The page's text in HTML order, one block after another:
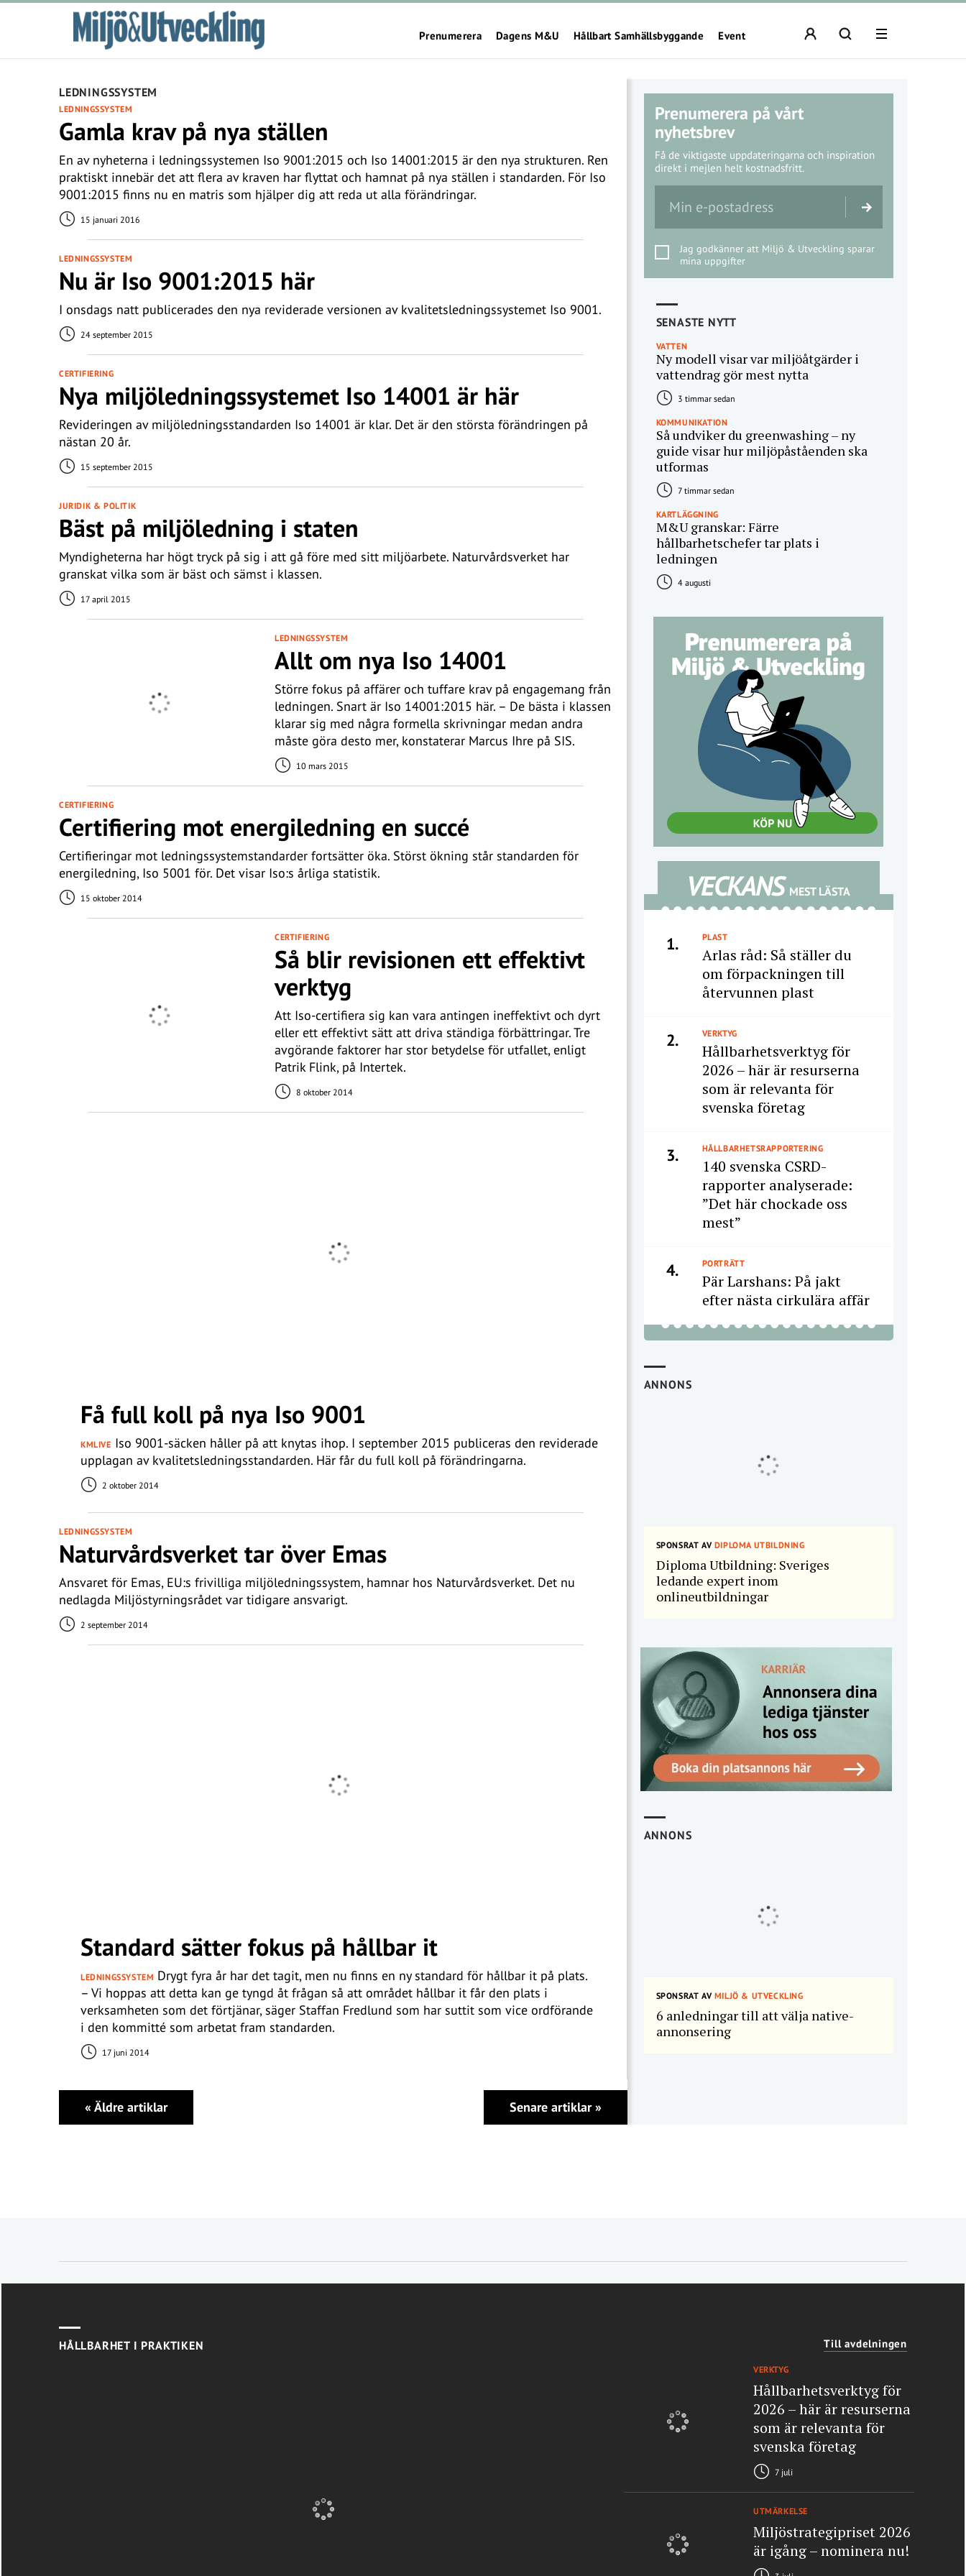
Prenumerera Dagens M&U Hållbart Samhällsbyggande Event
LEDNINGSSYSTEM
LEDNINGSSYSTEM
Gamla krav på nya ställen
En av nyheterna i ledningssystemen Iso 9001:2015 och Iso 14001:2015 är den nya strukturen. Ren
praktiskt innebär det att flera av kraven har flyttat och hamnat på nya ställen i standarden. För Iso
9001:2015 finns nu en matris som hjälper dig att reda ut alla förändringar.
15 januari 2016
LEDNINGSSYSTEM
Nu är Iso 9001:2015 här
I onsdags natt publicerades den nya reviderade versionen av kvalitetsledningssystemet Iso 9001.
24 september 2015
CERTIFIERING
Nya miljöledningssystemet Iso 14001 är här
Revideringen av miljöledningsstandarden Iso 14001 är klar. Det är den största förändringen på
nästan 20 år.
15 september 2015
JURIDIK & POLITIK
Bäst på miljöledning i staten
Myndigheterna har högt tryck på sig i att gå före med sitt miljöarbete. Naturvårdsverket har
granskat vilka som är bäst och sämst i klassen.
17 april 2015
LEDNINGSSYSTEM
Allt om nya Iso 14001
Större fokus på affärer och tuffare krav på engagemang från
ledningen. Snart är Iso 14001:2015 här. – De bästa i klassen
klarar sig med några formella skrivningar medan andra
måste göra desto mer, konstaterar Marcus Ihre på SIS.
10 mars 2015
CERTIFIERING
Certifiering mot energiledning en succé
Certifieringar mot ledningssystemstandarder fortsätter öka. Störst ökning står standarden för
energiledning, Iso 5001 för. Det visar Iso:s årliga statistik.
15 oktober 2014
CERTIFIERING
Så blir revisionen ett effektivt
verktyg
Att Iso-certifiera sig kan vara antingen ineffektivt och dyrt
eller ett effektivt sätt att driva ständiga förbättringar. Tre
avgörande faktorer har stor betydelse för utfallet, enligt
Patrik Flink, på Intertek.
8 oktober 2014
Få full koll på nya Iso 9001
KMLIVE Iso 9001-säcken håller på att knytas ihop. I september 2015 publiceras den reviderade
upplagan av kvalitetsledningsstandarden. Här får du full koll på förändringarna.
2 oktober 2014
LEDNINGSSYSTEM
Naturvårdsverket tar över Emas
Ansvaret för Emas, EU:s frivilliga miljöledningssystem, hamnar hos Naturvårdsverket. Det nu
nedlagda Miljöstyrningsrådet var tidigare ansvarigt.
2 september 2014
Standard sätter fokus på hållbar it
LEDNINGSSYSTEM Drygt fyra år har det tagit, men nu finns en ny standard för hållbar it på plats.
– Vi hoppas att detta kan ge tyngd åt frågan så att området hållbar it får den plats i
verksamheten som det förtjänar, säger Staffan Fredlund som har suttit som vice ordförande
i den kommitté som arbetat fram standarden.
17 juni 2014
« Äldre artiklar Senare artiklar»
Prenumerera på vårt
nyhetsbrev
Få de viktigaste uppdateringarna och inspiration
direkt i mejlen helt kostnadsfritt.
Jag godkänner att Miljö & Utveckling sparar
mina uppgifter
SENASTE NYTT
VATTEN
Ny modell visar var miljöåtgärder i
vattendrag gör mest nytta
3 timmar sedan
KOMMUNIKATION
Så undviker du greenwashing – ny
guide visar hur miljöpåståenden ska
utformas
7 timmar sedan
KARTLÄGGNING
M&U granskar: Färre
hållbarhetschefer tar plats i
ledningen
4 augusti
VECKANS MEST LÄSTA
1. PLAST
Arlas råd: Så ställer du
om förpackningen till
återvunnen plast
2. VERKTYG
Hållbarhetsverktyg för
2026 – här är resurserna
som är relevanta för
svenska företag
3. HÅLLBARHETSRAPPORTERING
140 svenska CSRD-
rapporter analyserade:
”Det här chockade oss
mest”
4. PORTRÄTT
Pär Larshans: På jakt
efter nästa cirkulära affär
ANNONS
SPONSRAT AVDIPLOMA UTBILDNING
Diploma Utbildning: Sveriges
ledande expert inom
onlineutbildningar
ANNONS
SPONSRAT AVMILJÖ & UTVECKLING
6 anledningar till att välja native-
annonsering
HÅLLBARHET I PRAKTIKEN Till avdelningen
VERKTYG
Hållbarhetsverktyg för
2026 – här är resurserna
som är relevanta för
svenska företag
7 juli
UTMÄRKELSE
Miljöstrategipriset 2026
är igång – nominera nu!